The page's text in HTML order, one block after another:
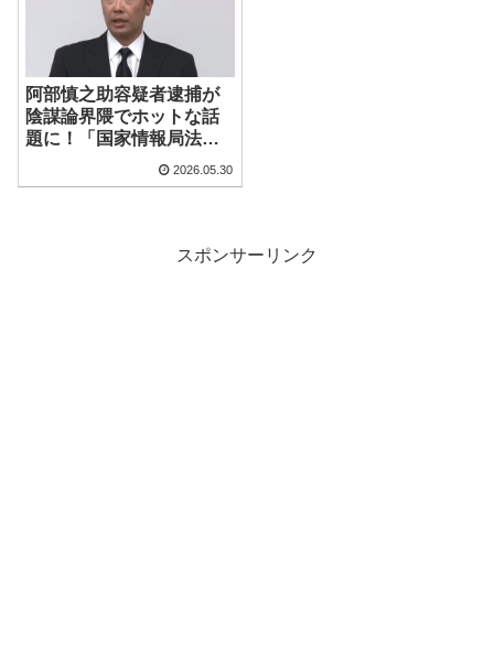
阿部慎之助容疑者逮捕が
陰謀論界隈でホットな話
題に！「国家情報局法
案」採決との関連付け相
次ぐナゾ
2026.05.30
スポンサーリンク